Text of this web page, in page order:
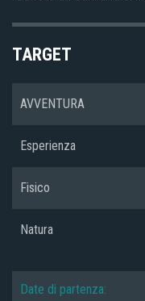
TARGET
AVVENTURA
Esperienza
Fisico
Natura
Date di partenza: